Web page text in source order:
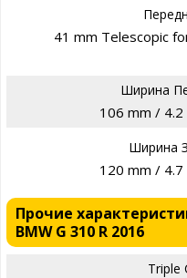
41 mm Telescopic
Ширина
106 mm / 4.2
Ширина
120 mm / 4.7
Прочие
BMW G 310 R 2016
Triple